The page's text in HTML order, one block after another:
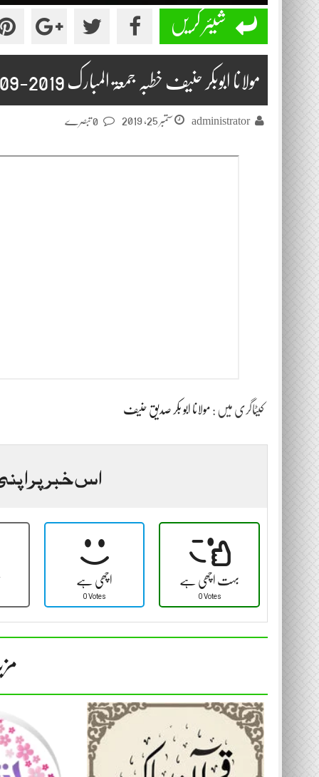
شیئر کریں
مولانا ابوبکر حنیف خطبہ جمعۃ المبارک 2019-09-20
administrator ستمبر 25, 2019
کیٹاگری میں : مولانا ابو بکر صدیق حنیف
اس خبر پر
اچھی ہے
0 Votes
بہت اچھی ہے
0 Votes